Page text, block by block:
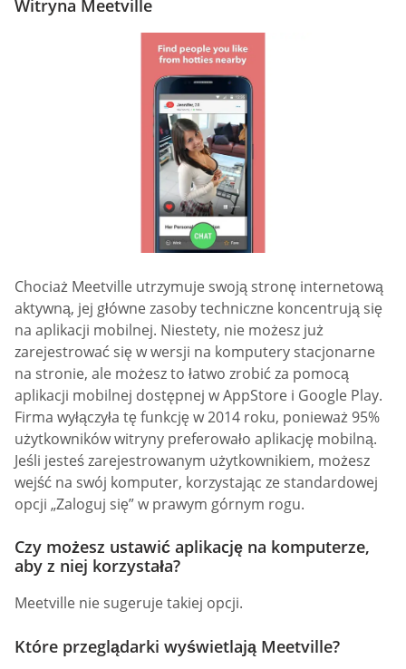
Witryna Meetville
Chociaż Meetville utrzymuje swoją stronę internetową
aktywną, jej główne zasoby techniczne koncentrują się
na aplikacji mobilnej. Niestety, nie możesz już
zarejestrować się w wersji na komputery stacjonarne
na stronie, ale możesz to łatwo zrobić za pomocą
aplikacji mobilnej dostępnej w AppStore i Google Play.
Firma wyłączyła tę funkcję w 2014 roku, ponieważ 95%
użytkowników witryny preferowało aplikację mobilną.
Jeśli jesteś zarejestrowanym użytkownikiem, możesz
wejść na swój komputer, korzystając ze standardowej
opcji „Zaloguj się” w prawym górnym rogu.
Czy możesz ustawić aplikację na komputerze,
aby z niej korzystała?
Meetville nie sugeruje takiej opcji.
Które przeglądarki wyświetlają Meetville?